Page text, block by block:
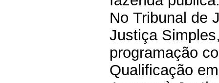
No Tribunal de
Justiça
programação
Qualificação